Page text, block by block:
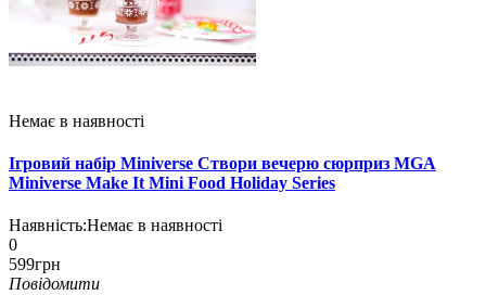
Немає в наявності
Ігровий набір Miniverse Створи вечерю сюрприз MGA
Miniverse Make It Mini Food Holiday Series
Наявність:Немає в наявності
0
599грн
Повідомити